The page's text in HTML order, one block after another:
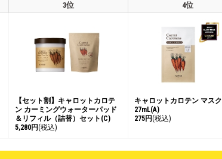
3位 4位
【セット割】キャロットカロテ
ン カーミングウォーターパッド
＆リフィル（詰替）セット(C)
5,280円(税込)
キャロットカロテン マスク
27mL(A)
275円(税込)